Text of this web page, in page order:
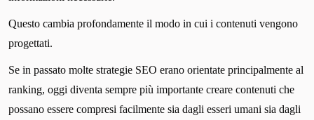
Questo cambia profondamente il modo in cui i contenuti vengono
progettati.
Se in passato molte strategie SEO erano orientate principalmente al
ranking, oggi diventa sempre più importante creare contenuti che
possano essere compresi facilmente sia dagli esseri umani sia dagli